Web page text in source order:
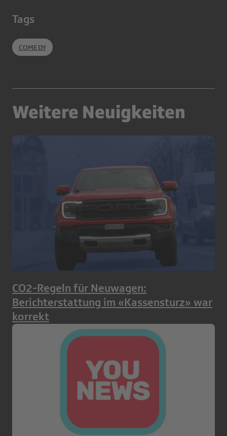
Tags
COMEDY
Weitere Neuigkeiten
CO2-Regeln für Neuwagen:
Berichterstattung im «Kassensturz» war
korrekt